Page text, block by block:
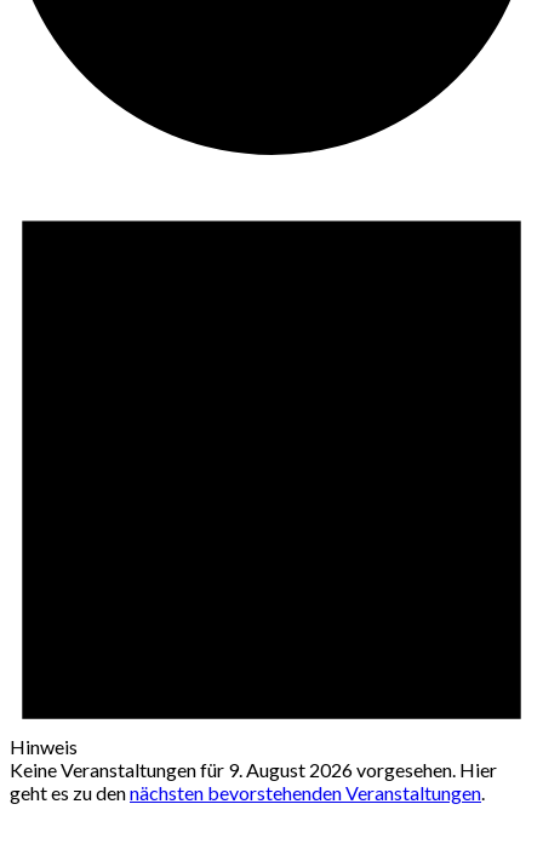
Hinweis
Keine Veranstaltungen für 9. August 2026 vorgesehen. Hier
geht es zu dennächsten bevorstehenden Veranstaltungen.